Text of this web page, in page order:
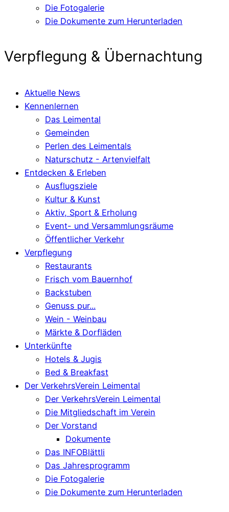
Die Fotogalerie
Die Dokumente zum Herunterladen
Verpflegung & Übernachtung
Aktuelle News
Kennenlernen
Das Leimental
Gemeinden
Perlen des Leimentals
Naturschutz - Artenvielfalt
Entdecken & Erleben
Ausflugsziele
Kultur & Kunst
Aktiv, Sport & Erholung
Event- und Versammlungsräume
Öffentlicher Verkehr
Verpflegung
Restaurants
Frisch vom Bauernhof
Backstuben
Genuss pur...
Wein - Weinbau
Märkte & Dorfläden
Unterkünfte
Hotels & Jugis
Bed & Breakfast
Der VerkehrsVerein Leimental
Der VerkehrsVerein Leimental
Die Mitgliedschaft im Verein
Der Vorstand
Dokumente
Das INFOBlättli
Das Jahresprogramm
Die Fotogalerie
Die Dokumente zum Herunterladen